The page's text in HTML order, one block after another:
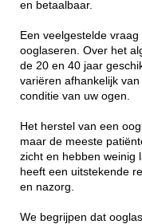
en betaalbaar.
Een veelgestelde
ooglaseren. Over het
de 20 en 40 jaar
variëren afhankelijk
conditie van uw ogen.
Het herstel van een
maar de meeste
zicht en hebben weinig
heeft een uitstekende
en nazorg.
We begrijpen dat